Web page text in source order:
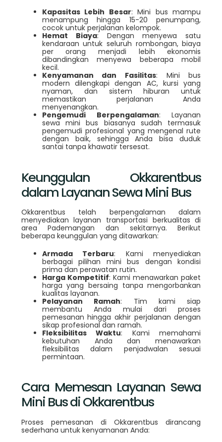
Kapasitas Lebih Besar: Mini bus mampu
menampung hingga 15-20 penumpang,
cocok untuk perjalanan kelompok.
Hemat Biaya: Dengan menyewa satu
kendaraan untuk seluruh rombongan, biaya
per orang menjadi lebih ekonomis
dibandingkan menyewa beberapa mobil
kecil.
Kenyamanan dan Fasilitas: Mini bus
modern dilengkapi dengan AC, kursi yang
nyaman, dan sistem hiburan untuk
memastikan perjalanan Anda
menyenangkan.
Pengemudi Berpengalaman: Layanan
sewa mini bus biasanya sudah termasuk
pengemudi profesional yang mengenal rute
dengan baik, sehingga Anda bisa duduk
santai tanpa khawatir tersesat.
Keunggulan Okkarentbus
dalam Layanan Sewa Mini Bus
Okkarentbus telah berpengalaman dalam
menyediakan layanan transportasi berkualitas di
area Pademangan dan sekitarnya. Berikut
beberapa keunggulan yang ditawarkan:
Armada Terbaru: Kami menyediakan
berbagai pilihan mini bus dengan kondisi
prima dan perawatan rutin.
Harga Kompetitif: Kami menawarkan paket
harga yang bersaing tanpa mengorbankan
kualitas layanan.
Pelayanan Ramah: Tim kami siap
membantu Anda mulai dari proses
pemesanan hingga akhir perjalanan dengan
sikap profesional dan ramah.
Fleksibilitas Waktu: Kami memahami
kebutuhan Anda dan menawarkan
fleksibilitas dalam penjadwalan sesuai
permintaan.
Cara Memesan Layanan Sewa
Mini Bus di Okkarentbus
Proses pemesanan di Okkarentbus dirancang
sederhana untuk kenyamanan Anda: